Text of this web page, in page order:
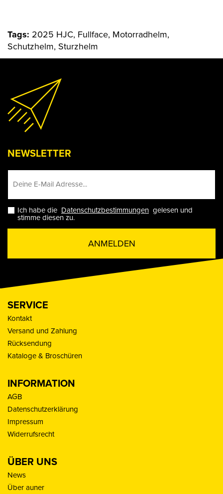
Tags: 2025 HJC, Fullface, Motorradhelm,
Schutzhelm, Sturzhelm
NEWSLETTER
Ich habe die Datenschutzbestimmungen gelesen und
stimme diesen zu.
ANMELDEN
SERVICE
Kontakt
Versand und Zahlung
Rücksendung
Kataloge & Broschüren
INFORMATION
AGB
Datenschutzerklärung
Impressum
Widerrufsrecht
ÜBER UNS
News
Über auner